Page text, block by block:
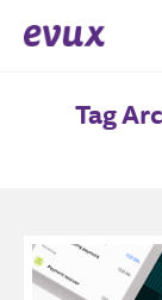
Tag